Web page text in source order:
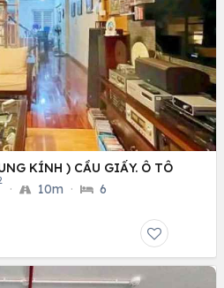
KÍNH ) CẦU GIẤY. Ô TÔ
· 10m · 6